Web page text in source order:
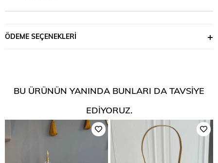
ÖDEME SEÇENEKLERI
BU ÜRÜNÜN YANINDA BUNLARI DA TAVSIYE
EDIYORUZ.